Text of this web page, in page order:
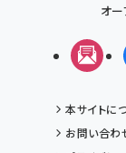
オ
メ
本サイトに
お問い合わ